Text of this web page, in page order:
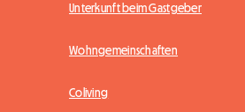
Unterkunft beim Gastgeber
Wohngemeinschaften
Coliving